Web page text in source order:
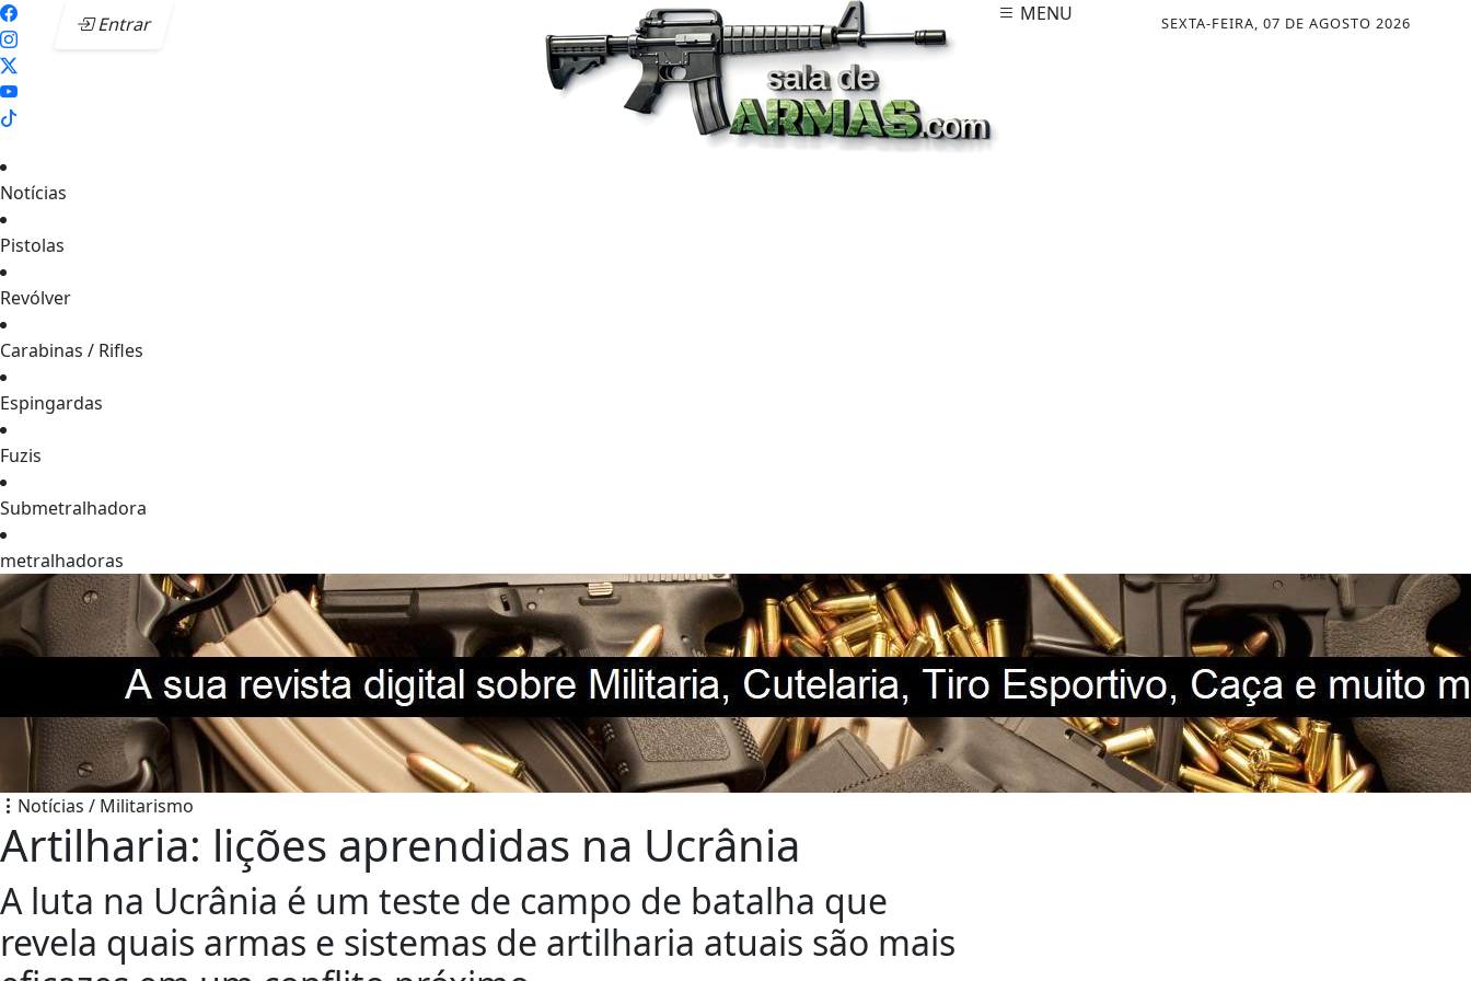
Entrar SEXTA-FEIRA, 07 DE AGOSTO 2026
MENU
Notícias
Pistolas
Revólver
Carabinas / Rifles
Espingardas
Fuzis
Submetralhadora
metralhadoras
Notícias / Militarismo
Artilharia: lições aprendidas na Ucrânia
A luta na Ucrânia é um teste de campo de batalha que
revela quais armas e sistemas de artilharia atuais são mais